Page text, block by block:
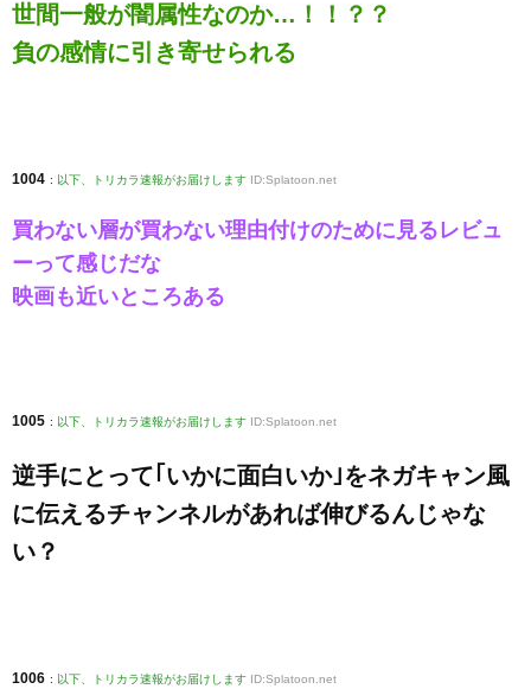
世間一般が闇属性なのか…！！？？
負の感情に引き寄せられる
1004 : 以下、トリカラ速報がお届けします ID:Splatoon.net
買わない層が買わない理由付けのために見るレビュ
ーって感じだな
映画も近いところある
1005 : 以下、トリカラ速報がお届けします ID:Splatoon.net
逆手にとって｢いかに面白いか｣をネガキャン風
に伝えるチャンネルがあれば伸びるんじゃな
い？
1006 : 以下、トリカラ速報がお届けします ID:Splatoon.net